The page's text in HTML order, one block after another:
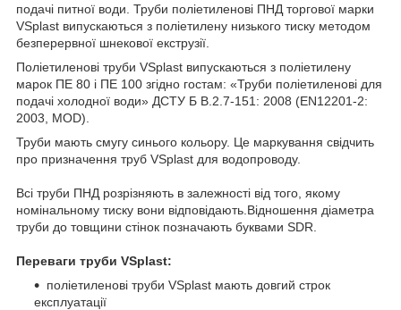
подачі питної води. Труби поліетиленові ПНД торгової марки
VSplast випускаються з поліетилену низького тиску методом
безперервної шнекової екструзії.
Поліетиленові труби VSplast випускаються з поліетилену
марок ПЕ 80 і ПЕ 100 згідно гостам: «Труби поліетиленові для
подачі холодної води» ДСТУ Б В.2.7-151: 2008 (EN12201-2:
2003, MOD).
Труби мають смугу синього кольору. Це маркування свідчить
про призначення труб VSplast для водопроводу.
Всі труби ПНД розрізняють в залежності від того, якому
номінальному тиску вони відповідають.Відношення діаметра
труби до товщини стінок позначають буквами SDR.
Переваги труби VSplast:
поліетиленові труби VSplast мають довгий строк
експлуатації